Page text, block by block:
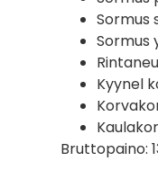
Sormus
Sormus
Kyynel
Bruttopaino: